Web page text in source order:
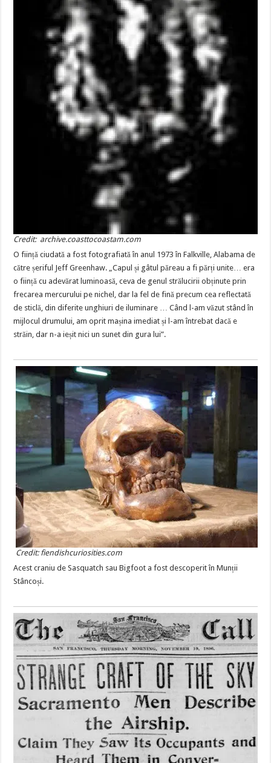
Credit: archive.coasttocoastam.com
O ființă ciudată a fost fotografiată în anul 1973 în Falkville, Alabama de
către șeriful Jeff Greenhaw. „Capul și gâtul păreau a fi părți unite… era
o ființă cu adevărat luminoasă, ceva de genul strălucirii obținute prin
frecarea mercurului pe nichel, dar la fel de fină precum cea reflectată
de sticlă, din diferite unghiuri de iluminare … Când l-am văzut stând în
mijlocul drumului, am oprit mașina imediat și l-am întrebat dacă e
străin, dar n-a ieșit nici un sunet din gura lui”.
Credit: fiendishcuriosities.com
Acest craniu de Sasquatch sau Bigfoot a fost descoperit în Munții
Stâncoși.